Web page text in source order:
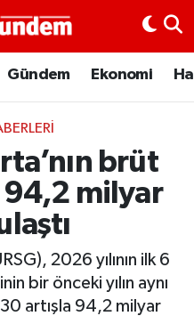
Gündem Ekonomi
brüt
milyar
2026 yılının ilk 6
bir önceki yılın aynı
artışla 94,2 milyar